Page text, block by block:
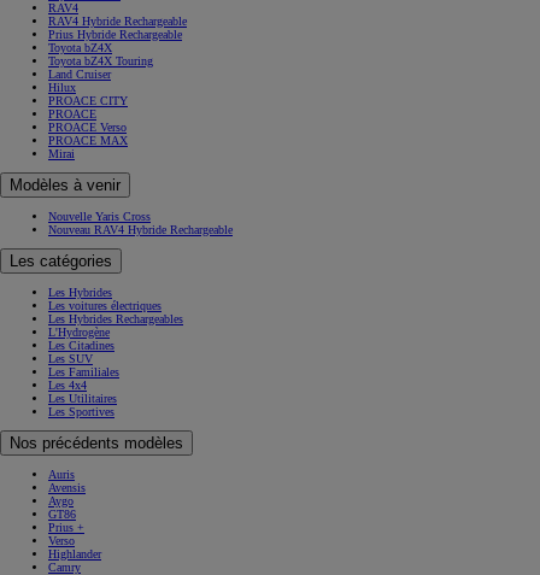
RAV4
RAV4 Hybride Rechargeable
Prius Hybride Rechargeable
Toyota bZ4X
Toyota bZ4X Touring
Land Cruiser
Hilux
PROACE CITY
PROACE
PROACE Verso
PROACE MAX
Mirai
Modèles à venir
Nouvelle Yaris Cross
Nouveau RAV4 Hybride Rechargeable
Les catégories
Les Hybrides
Les voitures électriques
Les Hybrides Rechargeables
L'Hydrogène
Les Citadines
Les SUV
Les Familiales
Les 4x4
Les Utilitaires
Les Sportives
Nos précédents modèles
Auris
Avensis
Aygo
GT86
Prius +
Verso
Highlander
Camry